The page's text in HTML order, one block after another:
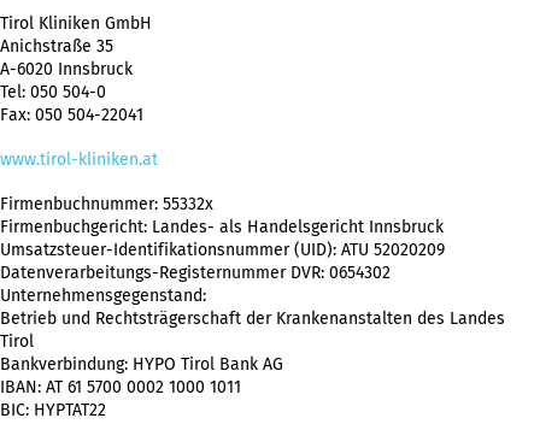
Tirol Kliniken GmbH
Anichstraße 35
A-6020 Innsbruck
Tel: 050 504-0
Fax: 050 504-22041
www.tirol-kliniken.at
Firmenbuchnummer: 55332x
Firmenbuchgericht: Landes- als Handelsgericht Innsbruck
Umsatzsteuer-Identifikationsnummer (UID): ATU 52020209
Datenverarbeitungs-Registernummer DVR: 0654302
Unternehmensgegenstand:
Betrieb und Rechtsträgerschaft der Krankenanstalten des Landes
Tirol
Bankverbindung: HYPO Tirol Bank AG
IBAN: AT 61 5700 0002 1000 1011
BIC: HYPTAT22